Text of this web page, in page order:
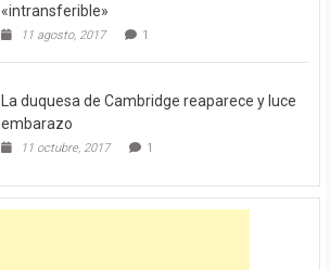
«intransferible»
11 agosto, 2017 1
La duquesa de Cambridge reaparece y luce
embarazo
11 octubre, 2017 1